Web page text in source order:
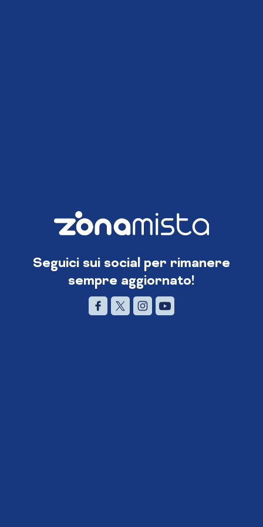
Seguici sui social per rimanere
sempre aggiornato!